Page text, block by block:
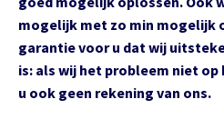
mogelijk met zo min mogelijk
garantie voor u dat wij
is: als wij het probleem niet
u ook geen rekening van ons.